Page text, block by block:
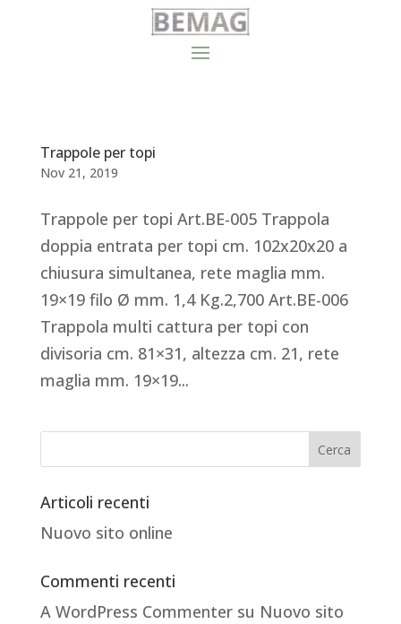
Trappole per topi
Nov 21, 2019
Trappole per topi Art.BE-005 Trappola
doppia entrata per topi cm. 102x20x20 a
chiusura simultanea, rete maglia mm.
19×19 filo Ø mm. 1,4 Kg.2,700 Art.BE-006
Trappola multi cattura per topi con
divisoria cm. 81×31, altezza cm. 21, rete
maglia mm. 19×19...
Articoli recenti
Nuovo sito online
Commenti recenti
A WordPress Commentersu Nuovo sito